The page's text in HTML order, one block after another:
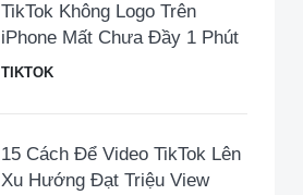
TikTok Không Logo Trên
iPhone Mất Chưa Đầy 1 Phút
TIKTOK
15 Cách Để Video TikTok Lên
Xu Hướng Đạt Triệu View